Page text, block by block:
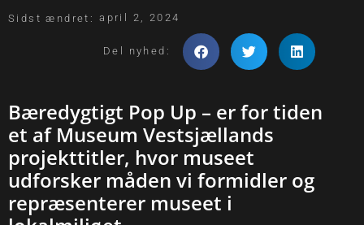
Sidst ændret: april 2, 2024
Del nyhed:
Bæredygtigt Pop Up – er for tiden
et af Museum Vestsjællands
projekttitler, hvor museet
udforsker måden vi formidler og
repræsenterer museet i